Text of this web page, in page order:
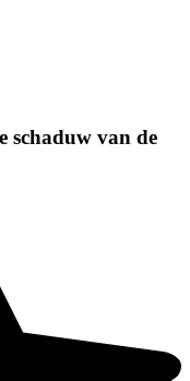
schaduw van de